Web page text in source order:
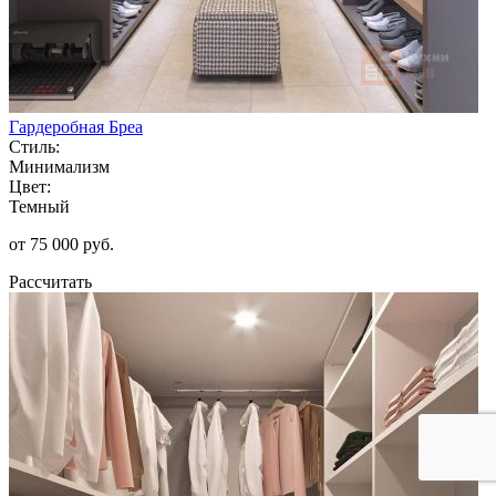
Гардеробная Бреа
Стиль:
Минимализм
Цвет:
Темный
от 75 000 руб.
Рассчитать